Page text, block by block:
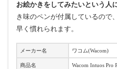
お絵かきをしてみたいという人
き味のペンが付属しているので
早く慣れられます。
メーカー名 ワコム(Wacom)
商品名 Wacom Intuos Pro